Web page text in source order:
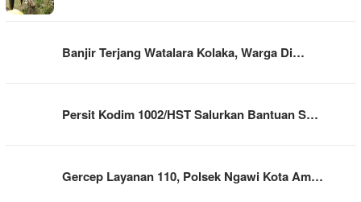
Banjir Terjang Watalara Kolaka, Warga Di…
Persit Kodim 1002/HST Salurkan Bantuan S…
Gercep Layanan 110, Polsek Ngawi Kota Am…